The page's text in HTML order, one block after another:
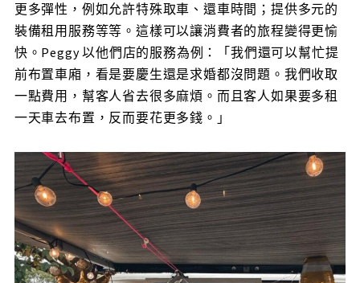
更多彈性，例如允許特殊取車、還車時間；提供多元的
裝備租用服務等等。這樣可以讓消費者的旅程變得更愉
快。Peggy 以他們店的服務為例：「我們還可以幫忙提
前布置車廂，看是要慶生還是求婚都沒問題。我們收取
一點費用，幫客人省去很多麻煩。而且客人如果要多租
一天車去布置，反而要花更多錢。」